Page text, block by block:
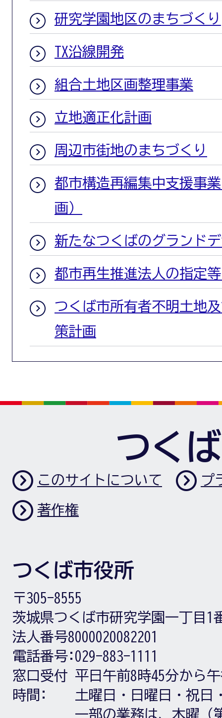
研究学園地区のまちづくり
TX沿線開発
組合土地区画整理事業
立地適正化計画
周辺市街地のまちづくり
都市構造再編集中支援事
画）
新たなつくばのグランド
都市再生推進法人の指定
つくば市所有者不明土地
策計画
つく
このサイトについて プ
著作権
つくば市役所
〒305-8555
茨城県つくば市研究学園一丁目1
法人番号8000020082201
電話番号: 029-883-1111
窓口受付
時間:
平日午前8時45分から
土曜日・日曜日・祝日
一部の業務は、木曜（